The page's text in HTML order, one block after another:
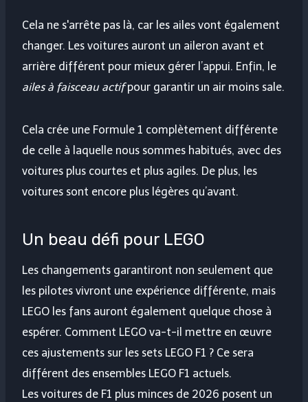
Cela ne s'arrête pas là, car les ailes vont également
changer. Les voitures auront un aileron avant et
arrière différent pour mieux gérer l’appui. Enfin, le
ailes à faisceau actifpour garantir un air moins sale.
Cela crée une Formule 1 complètement différente
de celle à laquelle nous sommes habitués, avec des
voitures plus courtes et plus agiles. De plus, les
voitures sont encore plus légères qu’avant.
Un beau défi pour LEGO
Les changements garantiront non seulement que
les pilotes vivront une expérience différente, mais
LEGO les fans auront également quelque chose à
espérer. Comment LEGO va-t-il mettre en œuvre
ces ajustements sur les sets LEGO F1 ? Ce sera
différent des ensembles LEGO F1 actuels.
Les voitures de F1 plus minces de 2026 posent un